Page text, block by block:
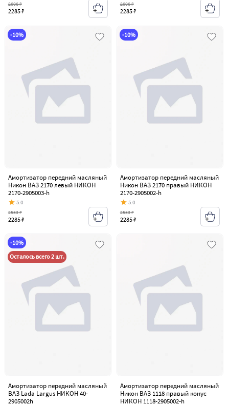
2285 ₽
2606 ₽
2285 ₽
2606 ₽
-10%
Амортизатор передний масляный
Никон ВАЗ 2170 левый НИКОН
2170-2905003-h
5.0
2285 ₽
2553 ₽
-10%
Амортизатор передний масляный
Никон ВАЗ 2170 правый НИКОН
2170-2905002-h
5.0
2285 ₽
2553 ₽
-10%
Осталось всего 2 шт.
Амортизатор передний масляный
ВАЗ Lada Largus НИКОН 40-
2905002h
Амортизатор передний масляный
Никон ВАЗ 1118 правый конус
НИКОН 1118-2905002-h